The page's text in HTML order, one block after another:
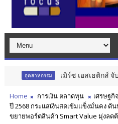
เมิร์ซ เอสเธติกส์ จับมือ นาโน
Home การเงิน ตลาดทุน
เศรษฐ
ปี 2568 กระแสเงินสดเข้มแข็งมั่นคง ดั
ขยายพอร์ตสินค้า Smart Value มุ่งลด